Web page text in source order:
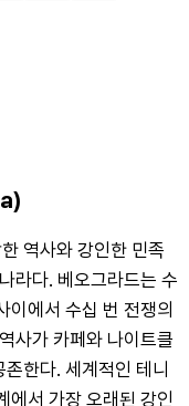
역사와 강인한 민족
라다. 베오그라드는 수
이에서 수십 번 전쟁의
사가 카페와 나이트클
한다. 세계적인 테니
에서 가장 오래된 강인